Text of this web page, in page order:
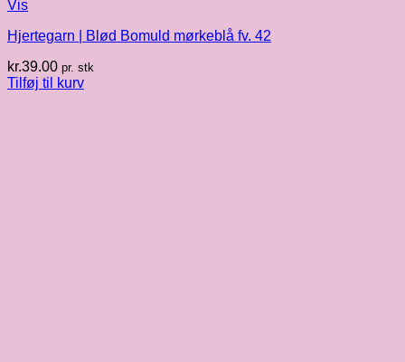
Vis
Hjertegarn | Blød Bomuld mørkeblå fv. 42
kr.39.00 pr. stk
Tilføj til kurv